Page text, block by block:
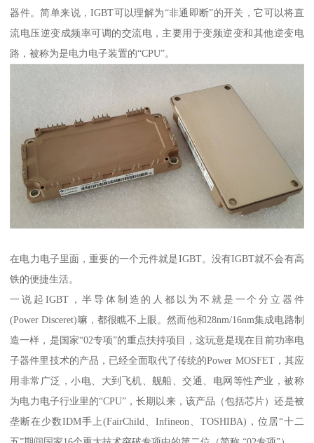
器件。简单来说，IGBT可以理解为“非通即断”的开关，它可以将直
流电压逆变成频率可调的交流电，主要用于变频逆变和其他逆变电
路，被称为是电力电子装置的“CPU”。
在电力电子里面，重要的一个元件就是IGBT。没有IGBT就不会有高
铁的便捷生活。
一说起IGBT，半导体制造的人都以为不就是一个分立器件
(Power Disceret)嘛，都很瞧不上眼。然而他和28nm/16nm集成电路制
造一样，是国家“02专项”的重点扶持项目，这玩意是现在目前功率电
子器件里技术的产品，已经全面取代了传统的Power MOSFET，其应
用非常广泛，小电、大到飞机、舰船、交通、电网等性产业，被称
为电力电子行业里的“CPU”，长期以来，该产品（包括芯片）还是被
垄断在少数IDM手上(FairChild、Infineon、TOSHIBA)，位居“十二